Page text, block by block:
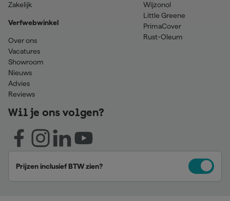
Zakelijk
Verfwebwinkel
Over ons
Vacatures
Showroom
Nieuws
Advies
Reviews
Wijzonol
Little Greene
PrimaCover
Rust-Oleum
Wil je ons volgen?
Prijzen inclusief BTW zien?